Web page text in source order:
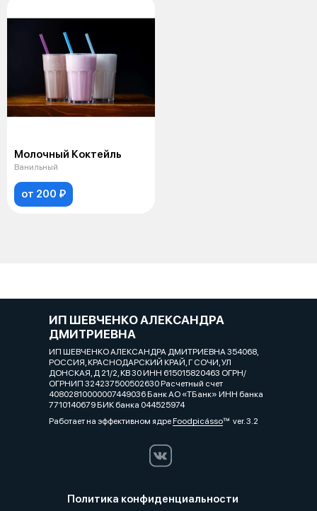
Молочный Коктейль
Ванильный
от 200 ₽
ИП ШЕВЧЕНКО АЛЕКСАНДРА
ДМИТРИЕВНА
ИП ШЕВЧЕНКО АЛЕКСАНДРА ДМИТРИЕВНА 354068,
РОССИЯ, КРАСНОДАРСКИЙ КРАЙ, Г СОЧИ, УЛ
ДОНСКАЯ, Д 21/2, КВ 30 ИНН 615015820463 ОГРН/
ОГРНИП 324237500502630 Расчетный счет
40802810000007449036 Банк АО «ТБанк» ИНН банка
7710140679 БИК банка 044525974
Работает на эффективном ядреFoodpicássover. 3.2
Политика конфиденциальности